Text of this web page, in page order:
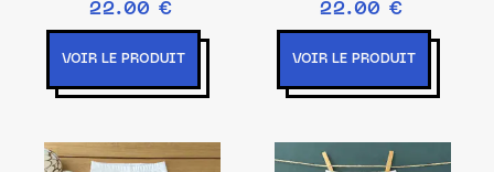
22.00 €
VOIR LE PRODUIT
22.00 €
VOIR LE PRODUIT